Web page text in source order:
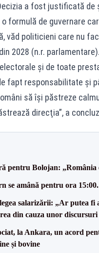
a fost justificată
formulă de guvernare
văd politicieni care nu
2028 (n.r.
şi de toate
fapt responsabilitate şi
să îşi păstreze
direcţia”, a
pentru Bolojan: „România
se amână pentru ora
salarizării: „Ar putea fi
din cauza unor
la Ankara, un acord
și bovine